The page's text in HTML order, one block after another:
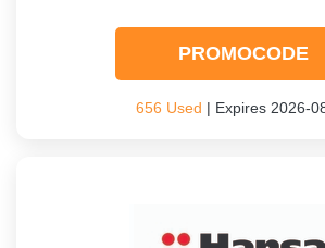
PROMOCODE
656 Used | Expires 2026-